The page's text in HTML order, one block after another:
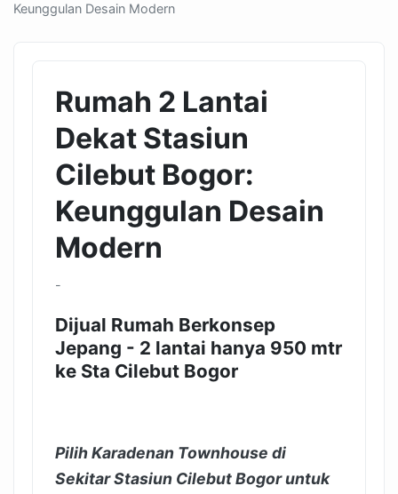
Keunggulan Desain Modern
Rumah 2 Lantai
Dekat Stasiun
Cilebut Bogor:
Keunggulan Desain
Modern
-
Dijual Rumah Berkonsep
Jepang - 2 lantai hanya 950 mtr
ke Sta Cilebut Bogor
Pilih Karadenan Townhouse di
Sekitar Stasiun Cilebut Bogor untuk